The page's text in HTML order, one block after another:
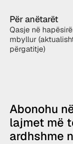
Për anëtarët
Qasje në
mbyllur
përgatitje)
Abonohu
lajmet më
ardhshme